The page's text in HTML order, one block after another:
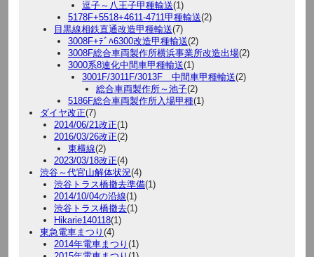
逗子～八王子甲種輸送(1)
5178F+5518+4611-4711甲種輸送(2)
目黒線相鉄直通改造甲種輸送(7)
3008F+ﾃﾞﾊ6300改造甲種輸送(2)
3008F総合車両製作所横浜事業所改造出場(2)
3000系8連化中間車甲種輸送(1)
3001F/3011F/3013F 中間車甲種輸送(2)
総合車両製作所～池子(2)
5186F総合車両製作所入場甲種(1)
ダイヤ改正(7)
2014/06/21改正(1)
2016/03/26改正(2)
東横線(2)
2023/03/18改正(4)
渋谷～代官山解体状況(4)
渋谷トラス橋撤去準備(1)
2014/10/04の沿線(1)
渋谷トラス橋撤去(1)
Hikarie140118(1)
東急電車まつり (4)
2014年電車まつり (1)